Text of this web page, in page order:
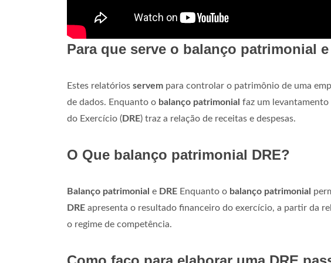
Para que serve o balanço patrimonial e
Estes relatórios servem para controlar o patrimônio de uma
de dados. Enquanto o balanço patrimonial faz um levantamento
do Exercício (DRE) traz a relação de receitas e despesas.
O Que balanço patrimonial DRE?
Balanço patrimonial e DRE Enquanto o balanço patrimonial
DRE apresenta o resultado financeiro do exercício, a partir da
o regime de competência.